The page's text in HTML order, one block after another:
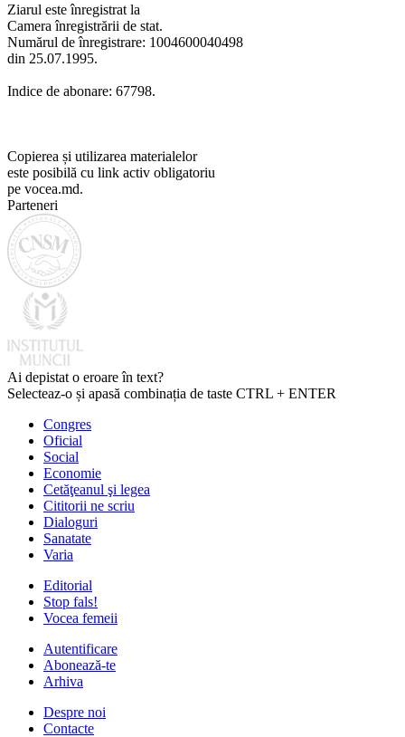
Ziarul este înregistrat la
Camera înregistrării de stat.
Numărul de înregistrare: 1004600040498
din 25.07.1995.
Indice de abonare: 67798.
Copierea și utilizarea materialelor
este posibilă cu link activ obligatoriu
pe vocea.md.
Parteneri
Ai depistat o eroare în text?
Selecteaz-o și apasă combinația de taste CTRL + ENTER
Congres
Oficial
Social
Economie
Cetăţeanul şi legea
Cititorii ne scriu
Dialoguri
Sanatate
Varia
Editorial
Stop fals!
Vocea femeii
Autentificare
Abonează-te
Arhiva
Despre noi
Contacte